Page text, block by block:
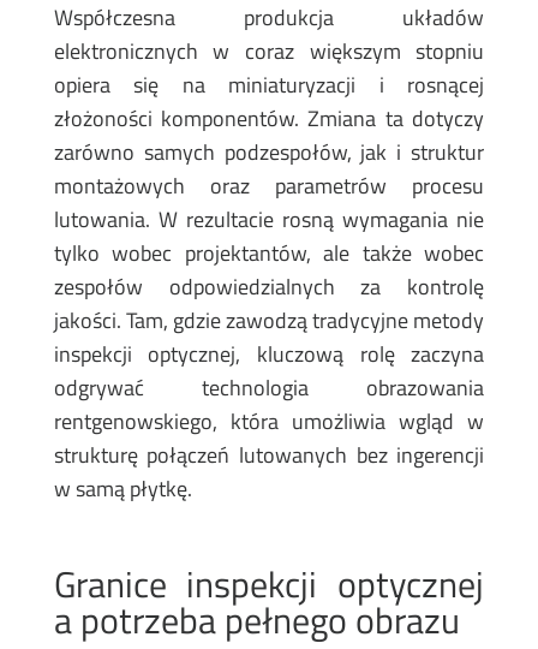
Współczesna produkcja układów
elektronicznych w coraz większym stopniu
opiera się na miniaturyzacji i rosnącej
złożoności komponentów. Zmiana ta dotyczy
zarówno samych podzespołów, jak i struktur
montażowych oraz parametrów procesu
lutowania. W rezultacie rosną wymagania nie
tylko wobec projektantów, ale także wobec
zespołów odpowiedzialnych za kontrolę
jakości. Tam, gdzie zawodzą tradycyjne metody
inspekcji optycznej, kluczową rolę zaczyna
odgrywać technologia obrazowania
rentgenowskiego, która umożliwia wgląd w
strukturę połączeń lutowanych bez ingerencji
w samą płytkę.
Granice inspekcji optycznej
a potrzeba pełnego obrazu